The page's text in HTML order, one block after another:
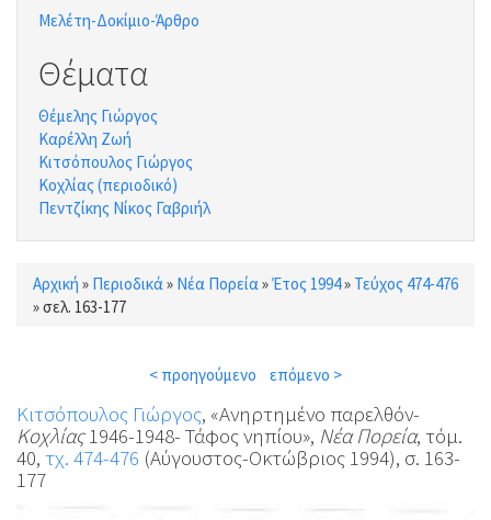
Μελέτη-Δοκίμιο-Άρθρο
Θέματα
Θέμελης Γιώργος
Καρέλλη Ζωή
Κιτσόπουλος Γιώργος
Κοχλίας (περιοδικό)
Πεντζίκης Νίκος Γαβριήλ
Είστε εδώ
Αρχική » Περιοδικά» Νέα Πορεία»Έτος 1994» Τεύχος 474-476
»σελ. 163-177
< προηγούμενο επόμενο >
Κιτσόπουλος Γιώργος, «Ανηρτημένο παρελθόν-
Κοχλίας1946-1948- Τάφος νηπίου», Νέα Πορεία, τόμ.
40, τχ. 474-476 (Αύγουστος-Οκτώβριος 1994), σ. 163-
177